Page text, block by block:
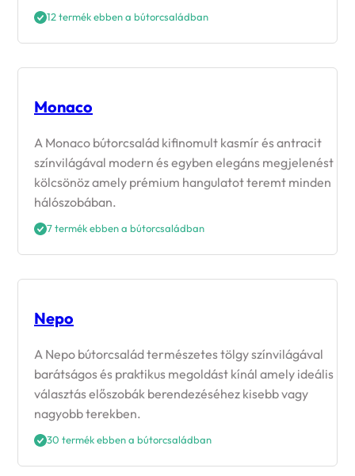
12 termék ebben a bútorcsaládban
Monaco
A Monaco bútorcsalád kifinomult kasmír és antracit
színvilágával modern és egyben elegáns megjelenést
kölcsönöz amely prémium hangulatot teremt minden
hálószobában.
7 termék ebben a bútorcsaládban
Nepo
A Nepo bútorcsalád természetes tölgy színvilágával
barátságos és praktikus megoldást kínál amely ideális
választás előszobák berendezéséhez kisebb vagy
nagyobb terekben.
30 termék ebben a bútorcsaládban